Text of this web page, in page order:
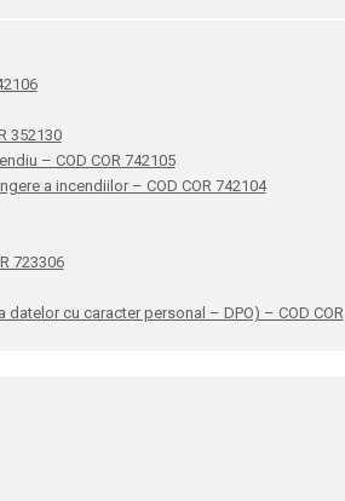
352130
– COD COR 742105
a incendiilor – COD COR 742104
723306
cu caracter personal – DPO) – COD COR